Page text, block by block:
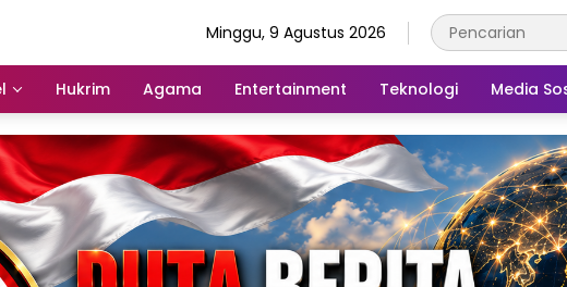
Minggu, 9 Agustus 2026
Hukrim Agama Entertainment Teknologi Media